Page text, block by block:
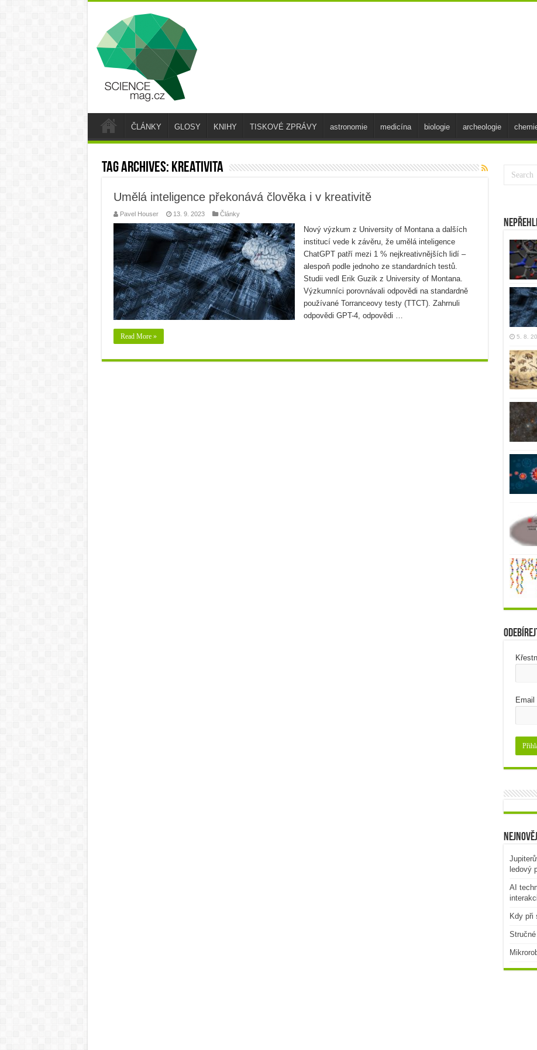
ČLÁNKY GLOSY KNIHY TISKOVÉ ZPRÁVY astronomie medicína biologie archeologie
Tag Archives: kreativita
Umělá inteligence překonává člověka i v kreativitě
Pavel Houser 13. 9. 2023 Články
Nový výzkum z University of Montana a dalších
institucí vede k závěru, že umělá inteligence
ChatGPT patří mezi 1 % nejkreativnějších lidí –
alespoň podle jednoho ze standardních testů.
Studii vedl Erik Guzik z University of Montana.
Výzkumníci porovnávali odpovědi na standardně
používané Torranceovy testy (TTCT). Zahrnuli
odpovědi GPT-4, odpovědi …
Read More » 5. 8.
Email
ledový
AI
Kdy při